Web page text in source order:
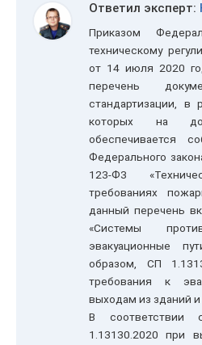
Ответил эксперт:
Приказом
техническому
от 14 июля 2020
перечень
стандартизации, в
которых на
обеспечивается
Федерального
123-ФЗ
требованиях
данный перечень
«Системы
эвакуационные
образом, СП
требования к
выходам из зданий
В
1.13130.2020 при